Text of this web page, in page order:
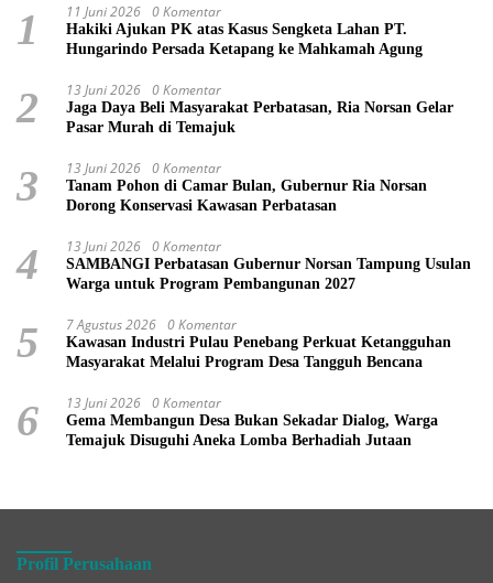
1 11 Juni 2026 0 Komentar
Hakiki Ajukan PK atas Kasus Sengketa Lahan PT.
Hungarindo Persada Ketapang ke Mahkamah Agung
2 13 Juni 2026 0 Komentar
Jaga Daya Beli Masyarakat Perbatasan, Ria Norsan Gelar
Pasar Murah di Temajuk
3 13 Juni 2026 0 Komentar
Tanam Pohon di Camar Bulan, Gubernur Ria Norsan
Dorong Konservasi Kawasan Perbatasan
4 13 Juni 2026 0 Komentar
SAMBANGI Perbatasan Gubernur Norsan Tampung Usulan
Warga untuk Program Pembangunan 2027
5 7 Agustus 2026 0 Komentar
Kawasan Industri Pulau Penebang Perkuat Ketangguhan
Masyarakat Melalui Program Desa Tangguh Bencana
6 13 Juni 2026 0 Komentar
Gema Membangun Desa Bukan Sekadar Dialog, Warga
Temajuk Disuguhi Aneka Lomba Berhadiah Jutaan
Profil Perusahaan